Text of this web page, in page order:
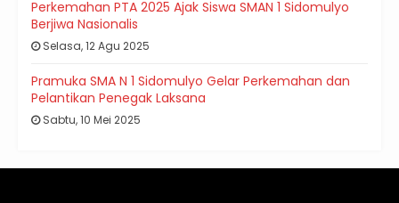
Perkemahan PTA 2025 Ajak Siswa SMAN 1 Sidomulyo
Berjiwa Nasionalis
Selasa, 12 Agu 2025
Pramuka SMA N 1 Sidomulyo Gelar Perkemahan dan
Pelantikan Penegak Laksana
Sabtu, 10 Mei 2025